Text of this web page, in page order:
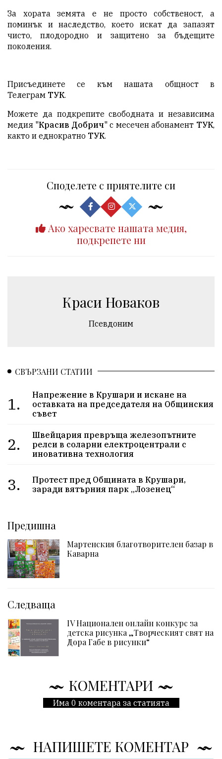
За хората земята е не просто собственост, а
поминък и наследство, което искат да запазят
чисто, плодородно и защитено за бъдещите
поколения.
Присъединете се към нашата общност в
Телеграм ТУК.
Можете да подкрепите свободната и независима
медия "Красив Добрич" с месечен абонамент ТУК,
както и еднократно ТУК.
Споделете с приятелите си
Ако харесвате нашата медия,
подкрепете ни
Краси Новаков
Псевдоним
СВЪРЗАНИ СТАТИИ
1.
Напрежение в Крушари и искане на
оставката на председателя на Общинския
съвет
2.
Швейцария превръща железопътните
релси в соларни електроцентрали с
иновативна технология
3.
Протест пред Общината в Крушари,
заради вятърния парк „Лозенец“
Предишна
Мартенския благотворителен базар в
Каварна
Следваща
IV Национален онлайн конкурс за
детска рисунка „Творческият свят на
Дора Габе в рисунки“
КОМЕНТАРИ
Има 0 коментара за статията
НАПИШЕТЕ КОМЕНТАР